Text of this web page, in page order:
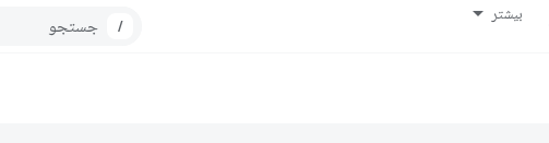
بیشتر
/